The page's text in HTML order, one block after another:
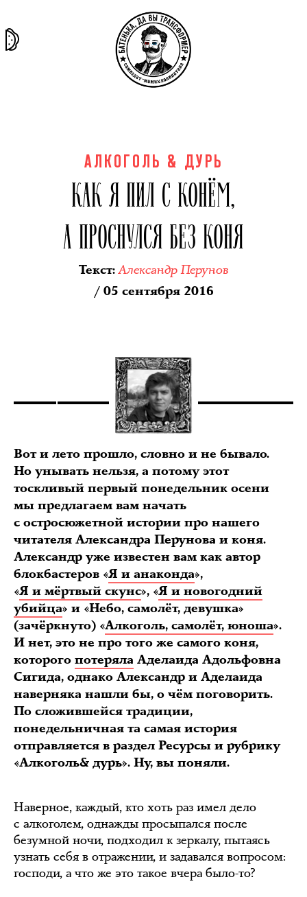
АЛКОГОЛЬ & ДУРЬ
КАК Я ПИЛ С КОНЁМ,
А ПРОСНУЛСЯ БЕЗ КОНЯ
Текст:Александр Перунов
/ 05 сентября 2016
Вот и лето прошло, словно и не бывало.
Но унывать нельзя, а потому этот
тоскливый первый понедельник осени
мы предлагаем вам начать
с остросюжетной истории про нашего
читателя Александра Перунова и коня.
Александр уже известен вам как автор
блокбастеров «Я и анаконда»,
«Я и мёртвый скунс», «Я и новогодний
убийца» и «Небо, самолёт, девушка»
(зачёркнуто) «Алкоголь, самолёт, юноша».
И нет, это не про того же самого коня,
которого потеряла Аделаида Адольфовна
Сигида, однако Александр и Аделаида
наверняка нашли бы, о чём поговорить.
По сложившейся традиции,
понедельничная та самая история
отправляется в раздел Ресурсы и рубрику
«Алкоголь& дурь». Ну, вы поняли.
Наверное, каждый, кто хоть раз имел дело
с алкоголем, однажды просыпался после
безумной ночи, подходил к зеркалу, пытаясь
узнать себя в отражении, и задавался вопросом:
господи, а что же это такое вчера было-то?